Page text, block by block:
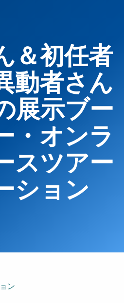
＆初任者
動者さん
展示ブー
・オンラ
スツアー
ション
ン